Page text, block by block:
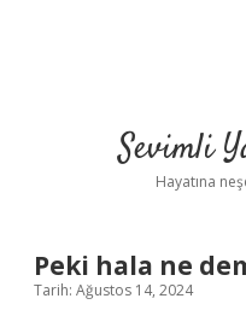
Sevimli
Hayatına
Peki hala ne
Tarih: Ağustos 14, 2024